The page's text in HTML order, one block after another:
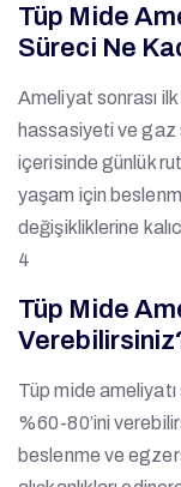
Tüp Mide
Süreci Ne
Ameliyat sonrası
hassasiyeti ve gaz
içerisinde günlük
yaşam için
değişikliklerine
4
Tüp Mide
Tüp mide ameliyatı
%60-80’ini
beslenme ve